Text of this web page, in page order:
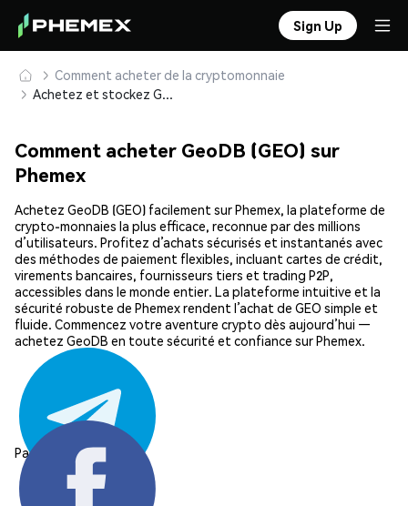
Sign Up
Comment acheter de la cryptomonnaie
Achetez et stockez GeoDB (GEO) en toute sécurité
Comment acheter GeoDB (GEO) sur
Phemex
Achetez GeoDB (GEO) facilement sur Phemex, la plateforme de
crypto-monnaies la plus efficace, reconnue par des millions
d’utilisateurs. Profitez d’achats sécurisés et instantanés avec
des méthodes de paiement flexibles, incluant cartes de crédit,
virements bancaires, fournisseurs tiers et trading P2P,
accessibles dans le monde entier. La plateforme intuitive et la
sécurité robuste de Phemex rendent l’achat de GEO simple et
fluide. Commencez votre aventure crypto dès aujourd’hui —
achetez GeoDB en toute sécurité et confiance sur Phemex.
Partager: